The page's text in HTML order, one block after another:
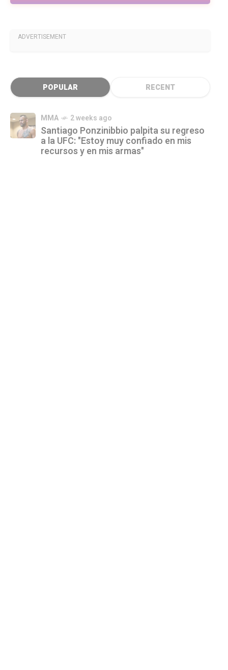
ADVERTISEMENT
POPULAR RECENT
MMA 2 weeks ago
Santiago Ponzinibbio palpita su regreso
a la UFC: "Estoy muy confiado en mis
recursos y en mis armas"